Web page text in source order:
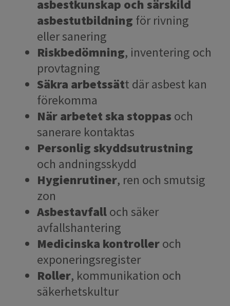
asbestkunskap och särskild
asbestutbildning för rivning
eller sanering
Riskbedömning, inventering och
provtagning
Säkra arbetssätt där asbest kan
förekomma
När arbetet ska stoppas och
sanerare kontaktas
Personlig skyddsutrustning
och andningsskydd
Hygienrutiner, ren och smutsig
zon
Asbestavfalloch säker
avfallshantering
Medicinska kontrolleroch
exponeringsregister
Roller, kommunikation och
säkerhetskultur